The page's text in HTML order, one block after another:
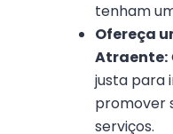
tenham
Ofereça
Atraente:
justa para
promover
serviços.